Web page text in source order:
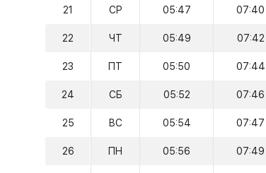
21 СР 05:47 07:40
22 ЧТ 05:49 07:42
23 ПТ 05:50 07:44
24 СБ 05:52 07:46
25 ВС 05:54 07:47
26 ПН 05:56 07:49